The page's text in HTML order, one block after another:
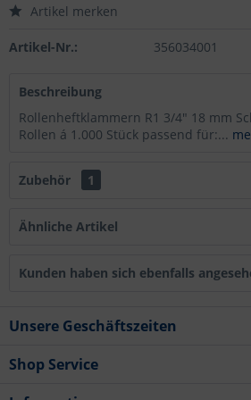
Artikel merken
Artikel-Nr.: 356034001
Beschreibung
Rollenheftklammern R1 3/4" 18 mm
Rollen á 1.000 Stück passend für:...
Zubehör 1
Ähnliche Artikel
Kunden haben sich ebenfalls
Unsere Geschäftszeiten
Shop Service